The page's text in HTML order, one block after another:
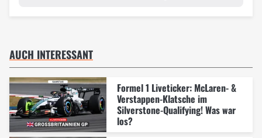
AUCH INTERESSANT
Formel 1 Liveticker: McLaren- &
Verstappen-Klatsche im
Silverstone-Qualifying! Was war
los?